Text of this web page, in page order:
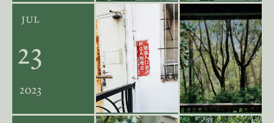
jul
23
2023